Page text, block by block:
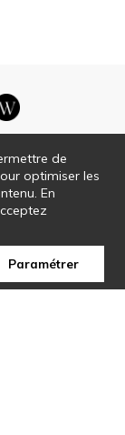
de
optimiser les
En
Paramétrer